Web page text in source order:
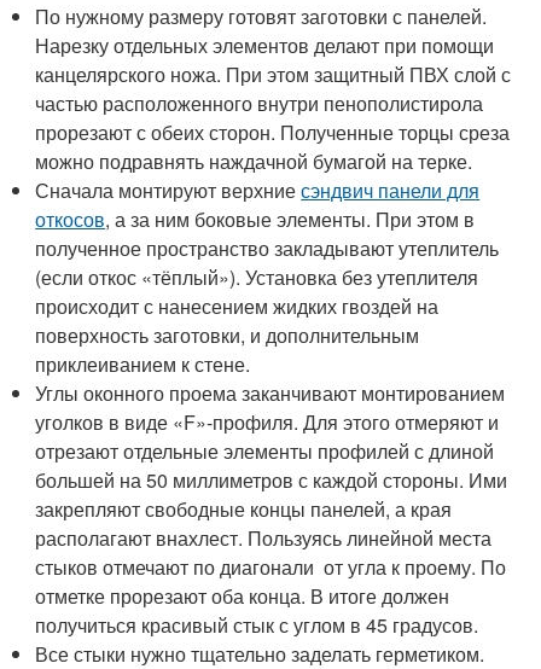
По нужному размеру готовят заготовки с панелей.
Нарезку отдельных элементов делают при помощи
канцелярского ножа. При этом защитный ПВХ слой с
частью расположенного внутри пенополистирола
прорезают с обеих сторон. Полученные торцы среза
можно подравнять наждачной бумагой на терке.
Сначала монтируют верхниесэндвич панели для
откосов, а за ним боковые элементы. При этом в
полученное пространство закладывают утеплитель
(если откос «тёплый»). Установка без утеплителя
происходит с нанесением жидких гвоздей на
поверхность заготовки, и дополнительным
приклеиванием к стене.
Углы оконного проема заканчивают монтированием
уголков в виде «F»-профиля. Для этого отмеряют и
отрезают отдельные элементы профилей с длиной
большей на 50 миллиметров с каждой стороны. Ими
закрепляют свободные концы панелей, а края
располагают внахлест. Пользуясь линейной места
стыков отмечают по диагонали от угла к проему. По
отметке прорезают оба конца. В итоге должен
получиться красивый стык с углом в 45 градусов.
Все стыки нужно тщательно заделать герметиком.